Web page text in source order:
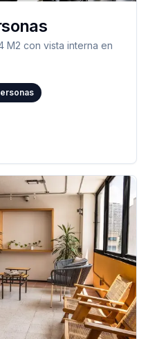
M2 con vista interna en